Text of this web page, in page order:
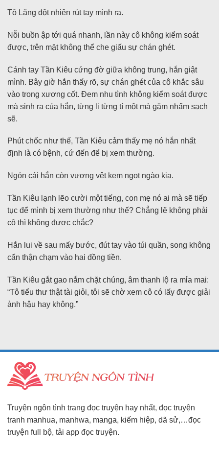
Tô Lăng đột nhiên rút tay mình ra.
Nỗi buồn ập tới quá nhanh, lần này cô không kiểm soát
được, trên mặt không thể che giấu sự chán ghét.
Cánh tay Tần Kiêu cứng đờ giữa không trung, hắn giật
mình. Bây giờ hắn thấy rõ, sự chán ghét của cô khắc sâu
vào trong xương cốt. Đem nhu tình không kiểm soát được
mà sinh ra của hắn, từng li từng tí một mà gặm nhấm sạch
sẽ.
Phút chốc như thế, Tần Kiêu cảm thấy mẹ nó hắn nhất
định là có bệnh, cứ đến để bị xem thường.
Ngón cái hắn còn vương vệt kem ngọt ngào kia.
Tần Kiêu lạnh lẽo cười một tiếng, con mẹ nó ai mà sẽ tiếp
tục để mình bị xem thường như thế? Chẳng lẽ không phải
cô thì không được chắc?
Hắn lui về sau mấy bước, đút tay vào túi quần, song không
cẩn thận chạm vào hai đồng tiền.
Tần Kiêu gắt gao nắm chặt chúng, âm thanh lộ ra mỉa mai:
“Tô tiểu thư thật tài giỏi, tôi sẽ chờ xem cô có lấy được giải
ảnh hậu hay không.”
Truyện ngôn tình trang đọc truyện hay nhất, đọc truyện
tranh manhua, manhwa, manga, kiếm hiệp, dã sử,…đọc
truyện full bộ, tải app đọc truyện.